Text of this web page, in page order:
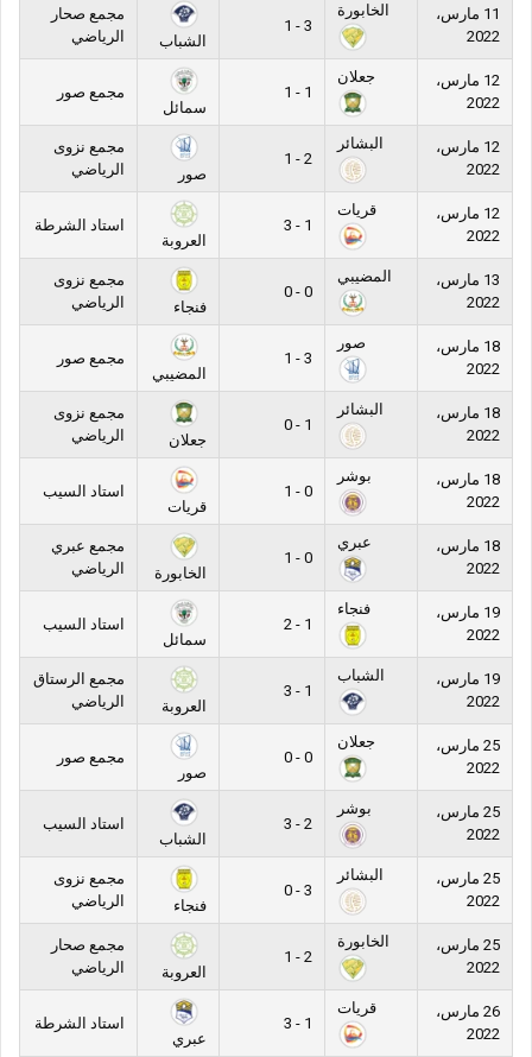
11 مارس،
2022
الخابورة
3 - 1
الشباب
مجمع صحار
الرياضي
12 مارس،
2022
جعلان
1 - 1
سمائل
مجمع صور
12 مارس،
2022
البشائر
2 - 1
صور
مجمع نزوى
الرياضي
12 مارس،
2022
قريات
1 - 3
العروبة
استاد الشرطة
13 مارس،
2022
المضيبي
0 - 0
فنجاء
مجمع نزوى
الرياضي
18 مارس،
2022
صور
3 - 1
المضيبي
مجمع صور
18 مارس،
2022
البشائر
1 - 0
جعلان
مجمع نزوى
الرياضي
18 مارس،
2022
بوشر
0 - 1
قريات
استاد السيب
18 مارس،
2022
عبري
0 - 1
الخابورة
مجمع عبري
الرياضي
19 مارس،
2022
فنجاء
1 - 2
سمائل
استاد السيب
19 مارس،
2022
الشباب
1 - 3
العروبة
مجمع الرستاق
الرياضي
25 مارس،
2022
جعلان
0 - 0
صور
مجمع صور
25 مارس،
2022
بوشر
2 - 3
الشباب
استاد السيب
25 مارس،
2022
البشائر
3 - 0
فنجاء
مجمع نزوى
الرياضي
25 مارس،
2022
الخابورة
2 - 1
العروبة
مجمع صحار
الرياضي
26 مارس،
2022
قريات
1 - 3
عبري
استاد الشرطة